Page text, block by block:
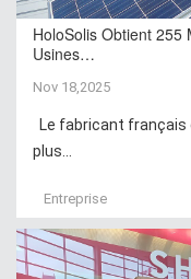
HoloSolis Obtient 255
Usines…
Nov 18,2025
Le fabricant français
plus...
Entreprise